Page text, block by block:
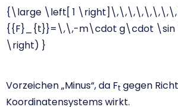
{\large \left[ 1
{{F}_{t}}=\,\,-m\cdot g\cdot \sin
\right) }
Vorzeichen „Minus“, da Ft gegen
Koordinatensystems wirkt.